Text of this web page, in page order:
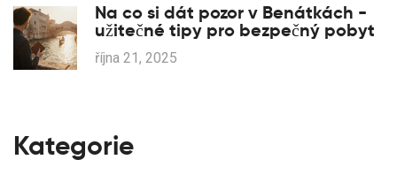
Na co si dát pozor v Benátkách -
užitečné tipy pro bezpečný pobyt
října 21, 2025
Kategorie